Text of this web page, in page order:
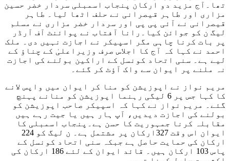
تھا۔آج مزید دو ارکان پنجاب اسمبلی سردار خضر حسین
مزاری اور طاہر قیصرانی نے حلف اٹھا لیا۔ طاہر
قیصرانی نے آئی پی پی اور سردار خضر مزاری نے مسلم
لیگ ن کو جوائن کیا۔رانا آفتاب نے پوائنٹ آف آرڈر
پر بات کرنا چاہی مگر اسپیکر نے اجازت نہیں دی۔ ملک
احمد نے کہا کہ آج کا اجلاس صرف وزیراعلیٰ کے چناؤ کے
لیے ہے۔ سنی اتحاد کونسل کے اراکین بولنے کی اجازت
نہ ملنے پر ایوان سے واک آؤٹ کر گئے۔
مریم نواز نے اپوزیشن کو منا کر ایوان میں واپس لانے
کا کہا جس پر 6 لیگی رہنما اپوزیشن کو منانے پہنچ
گئے۔ مریم نواز نے کہا کہ اسپیکر صاحب اپوزیشن کو
بولنے کی اجازت دیدیں، آپ ہار ہیں یا جیت رہے ہیں
مقابلہ کرنا جمہوریت کا حسن ہے۔پنجاب اسمبلی کا
ایوان اس وقت 327ارکان پر مشتمل ہے۔ ن لیگ کو 224
ارکان کی حمایت حاصل ہے جبکہ سنی اتحاد کونسل کے
پاس 103 ارکان ہیں۔ قائد ایوان کے لئے 186 ارکان کی